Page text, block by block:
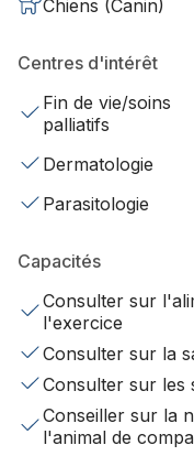
Chiens (Canin)
Centres d'intérêt
Fin de vie/soins
palliatifs
Dermatologie
Parasitologie
Capacités
Consulter sur
l'exercice
Consulter sur la
Consulter sur les
Conseiller sur la
l'animal de